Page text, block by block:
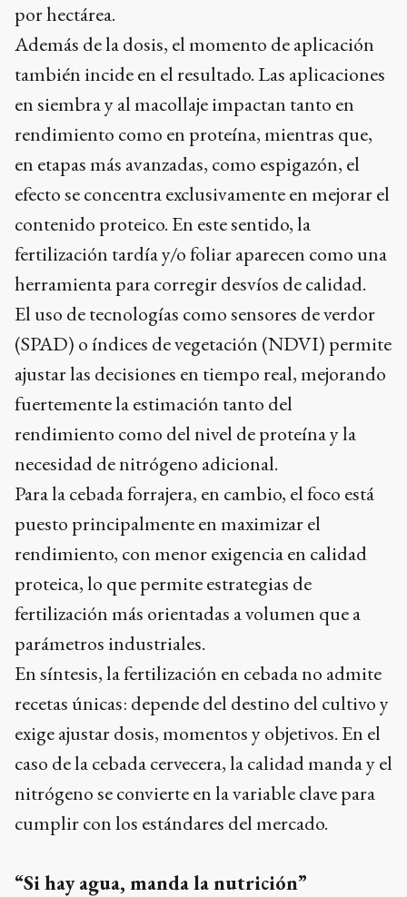
por hectárea.
Además de la dosis, el momento de aplicación
también incide en el resultado. Las aplicaciones
en siembra y al macollaje impactan tanto en
rendimiento como en proteína, mientras que,
en etapas más avanzadas, como espigazón, el
efecto se concentra exclusivamente en mejorar el
contenido proteico. En este sentido, la
fertilización tardía y/o foliar aparecen como una
herramienta para corregir desvíos de calidad.
El uso de tecnologías como sensores de verdor
(SPAD) o índices de vegetación (NDVI) permite
ajustar las decisiones en tiempo real, mejorando
fuertemente la estimación tanto del
rendimiento como del nivel de proteína y la
necesidad de nitrógeno adicional.
Para la cebada forrajera, en cambio, el foco está
puesto principalmente en maximizar el
rendimiento, con menor exigencia en calidad
proteica, lo que permite estrategias de
fertilización más orientadas a volumen que a
parámetros industriales.
En síntesis, la fertilización en cebada no admite
recetas únicas: depende del destino del cultivo y
exige ajustar dosis, momentos y objetivos. En el
caso de la cebada cervecera, la calidad manda y el
nitrógeno se convierte en la variable clave para
cumplir con los estándares del mercado.
“Si hay agua, manda la nutrición”